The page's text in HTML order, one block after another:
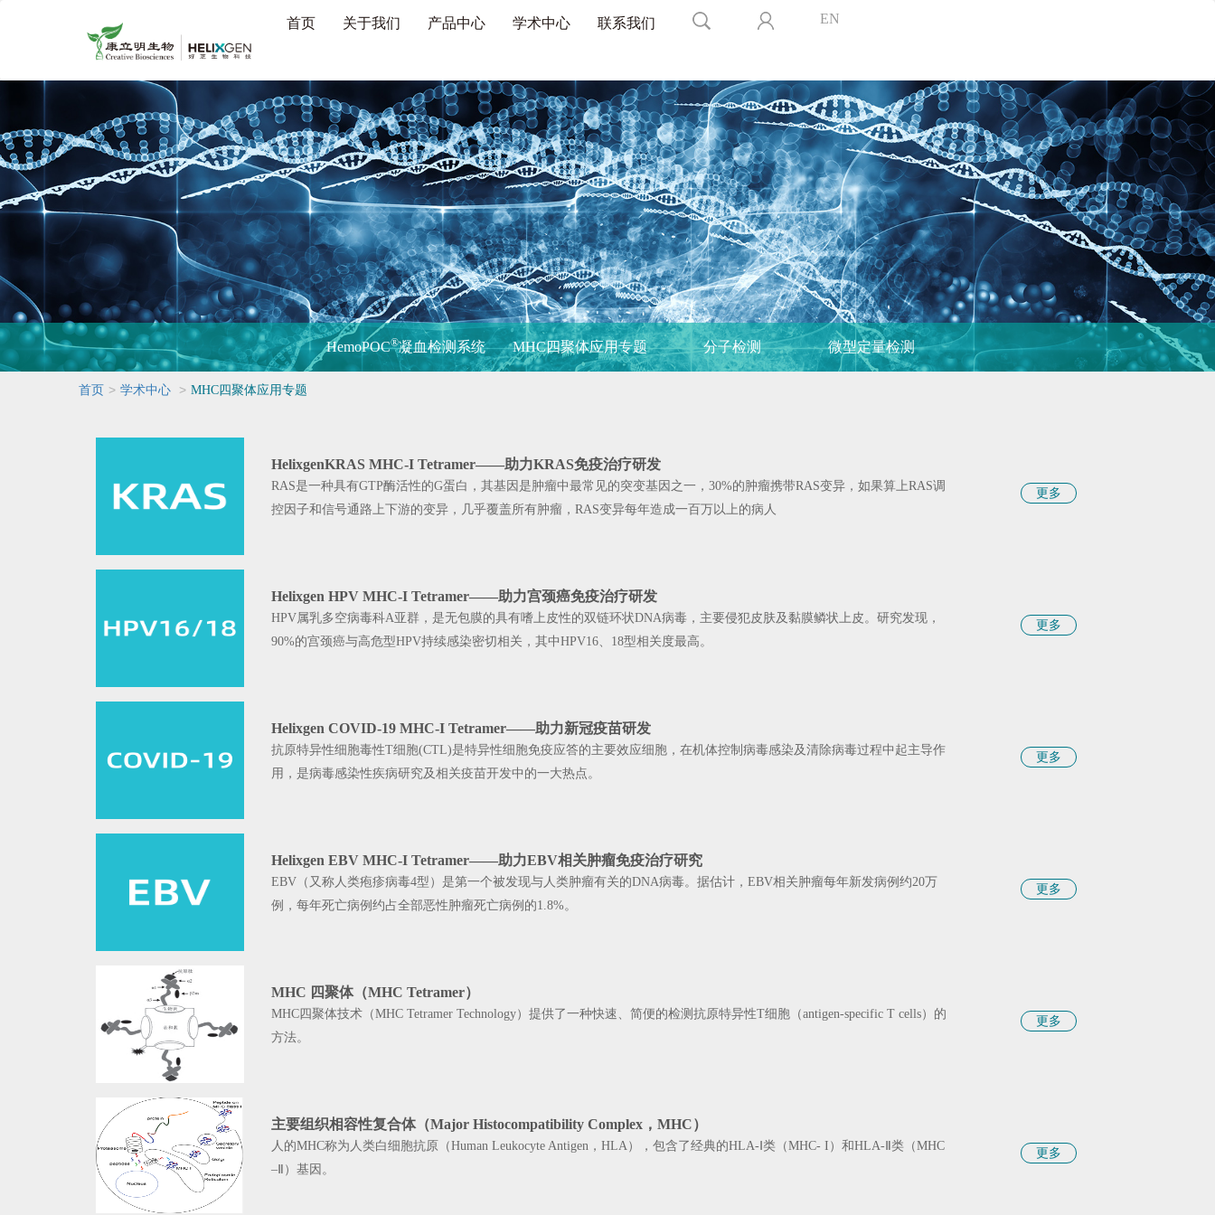
首页 关于我们 产品中心 学术中心 联系我们 EN
HemoPOC®凝血检测系统 MHC四聚体应用专题 分子检测 微型定量检测
首页 > 学术中心 > MHC四聚体应用专题
HelixgenKRAS MHC-I Tetramer——助力KRAS免疫治疗研发
RAS是一种具有GTP酶活性的G蛋白，其基因是肿瘤中最常见的突变基因之一，30%的肿瘤携带RAS变异，如果算上RAS调
控因子和信号通路上下游的变异，几乎覆盖所有肿瘤，RAS变异每年造成一百万以上的病人
更多
Helixgen HPV MHC-I Tetramer——助力宫颈癌免疫治疗研发
HPV属乳多空病毒科A亚群，是无包膜的具有嗜上皮性的双链环状DNA病毒，主要侵犯皮肤及黏膜鳞状上皮。研究发现，
90%的宫颈癌与高危型HPV持续感染密切相关，其中HPV16、18型相关度最高。
更多
Helixgen COVID-19 MHC-I Tetramer——助力新冠疫苗研发
抗原特异性细胞毒性T细胞(CTL)是特异性细胞免疫应答的主要效应细胞，在机体控制病毒感染及清除病毒过程中起主导作
用，是病毒感染性疾病研究及相关疫苗开发中的一大热点。
更多
Helixgen EBV MHC-I Tetramer——助力EBV相关肿瘤免疫治疗研究
EBV（又称人类疱疹病毒4型）是第一个被发现与人类肿瘤有关的DNA病毒。据估计，EBV相关肿瘤每年新发病例约20万
例，每年死亡病例约占全部恶性肿瘤死亡病例的1.8%。
更多
MHC 四聚体（MHC Tetramer）
MHC四聚体技术（MHC Tetramer Technology）提供了一种快速、简便的检测抗原特异性T细胞（antigen-specific T cells）的
方法。
更多
主要组织相容性复合体（Major Histocompatibility Complex，MHC）
人的MHC称为人类白细胞抗原（Human Leukocyte Antigen，HLA），包含了经典的HLA-Ⅰ类（MHC- I）和HLA-Ⅱ类（MHC
–Ⅱ）基因。
更多